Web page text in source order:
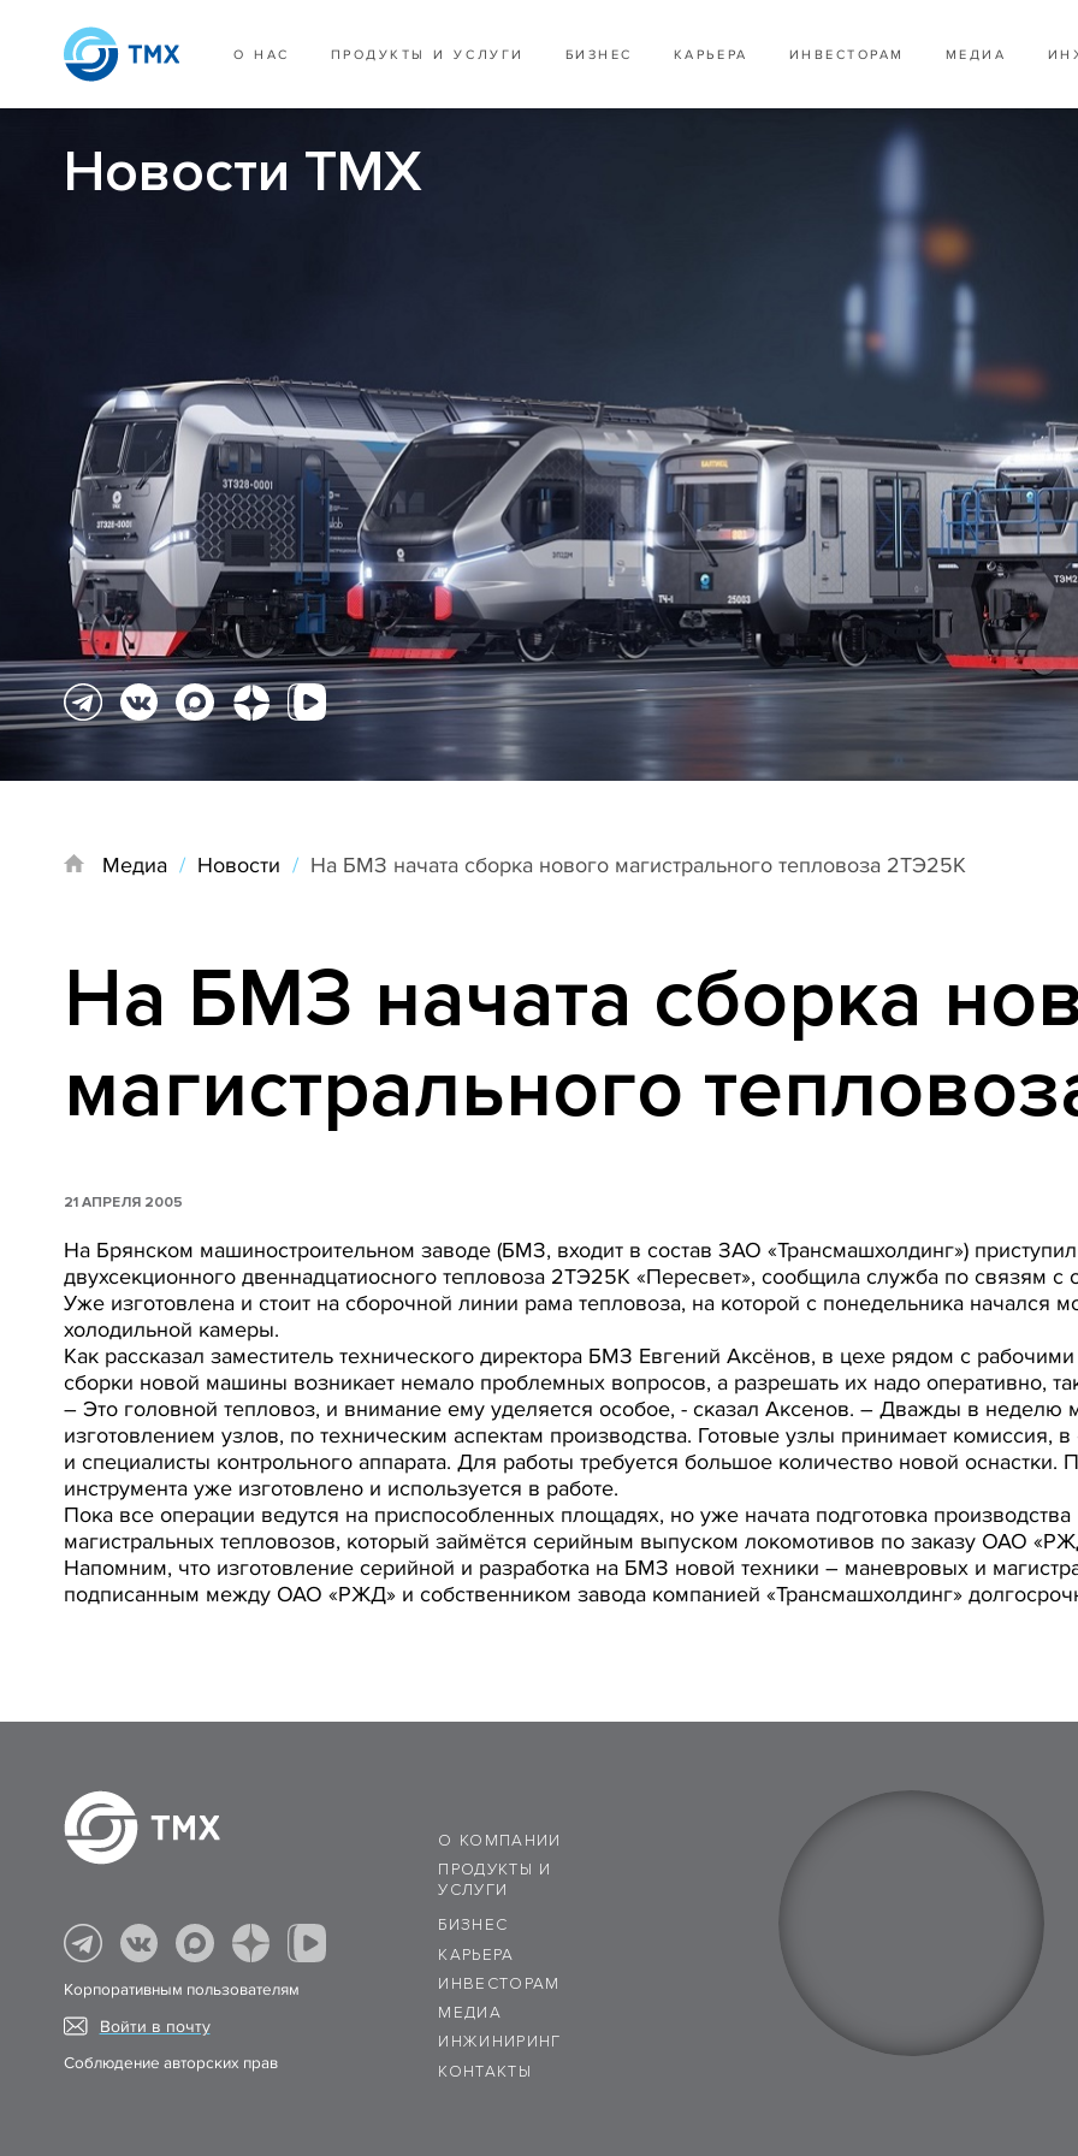
О НАС ПРОДУКТЫ И УСЛУГИ БИЗНЕС КАРЬЕРА ИНВЕСТОРАМ МЕДИА
Новости ТМХ
Медиа / Новости / На БМЗ начата сборка нового магистрального тепловоза 2ТЭ25К
На БМЗ начата сборка
магистрального
21 АПРЕЛЯ 2005
На Брянском машиностроительном заводе (БМЗ, входит в состав ЗАО «Трансмашхолдинг»)
двухсекционного двеннадцатиосного тепловоза 2ТЭ25К «Пересвет», сообщила служба по связям
Уже изготовлена и стоит на сборочной линии рама тепловоза, на которой с понедельника начался
холодильной камеры.
Как рассказал заместитель технического директора БМЗ Евгений Аксёнов, в цехе рядом с
сборки новой машины возникает немало проблемных вопросов, а разрешать их надо оперативно,
– Это головной тепловоз, и внимание ему уделяется особое, - сказал Аксенов. – Дважды в
изготовлением узлов, по техническим аспектам производства. Готовые узлы принимает комиссия, в
и специалисты контрольного аппарата. Для работы требуется большое количество новой
инструмента уже изготовлено и используется в работе.
Пока все операции ведутся на приспособленных площадях, но уже начата подготовка
магистральных тепловозов, который займётся серийным выпуском локомотивов по заказу ОАО
Напомним, что изготовление серийной и разработка на БМЗ новой техники – маневровых и
подписанным между ОАО «РЖД» и собственником завода компанией «Трансмашхолдинг»
О КОМПАНИИ
ПРОДУКТЫ И
УСЛУГИ
БИЗНЕС
КАРЬЕРА
ИНВЕСТОРАМ
МЕДИА
ИНЖИНИРИНГ
КОНТАКТЫ
Корпоративным пользователям
Войти в почту
Соблюдение авторских прав